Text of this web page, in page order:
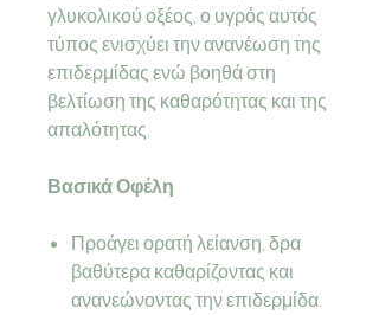
γλυκολικού οξέος, ο υγρός αυτός
τύπος ενισχύει την ανανέωση της
επιδερμίδας ενώ βοηθά στη
βελτίωση της καθαρότητας και της
απαλότητας.
Βασικά Οφέλη
Προάγει ορατή λείανση, δρα
βαθύτερα καθαρίζοντας και
ανανεώνοντας την επιδερμίδα.